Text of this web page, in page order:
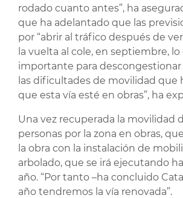
rodado cuanto antes”, ha
que ha adelantado que las
por “abrir al tráfico después de
la vuelta al cole, en septiembre,
importante para
las dificultades de movilidad que
que esta vía esté en obras”, ha
Una vez recuperada la movilidad
personas por la zona en obras,
la obra con la instalación de
arbolado, que se irá ejecutando
año. “Por tanto –ha concluido
año tendremos la vía renovada”.